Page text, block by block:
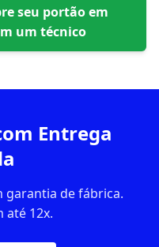
seu portão em
um técnico
Entrega
garantia de fábrica.
até 12x.